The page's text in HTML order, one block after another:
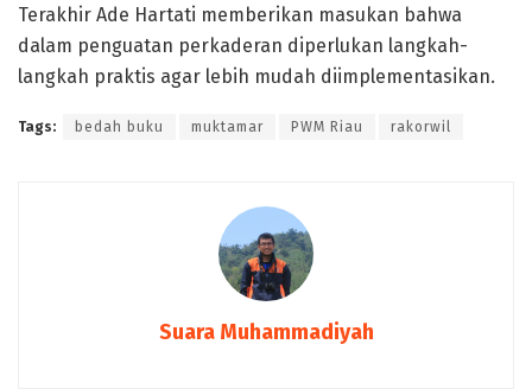
Terakhir Ade Hartati memberikan masukan bahwa
dalam penguatan perkaderan diperlukan langkah-
langkah praktis agar lebih mudah diimplementasikan.
Tags: bedah buku muktamar PWM Riau rakorwil
Suara Muhammadiyah